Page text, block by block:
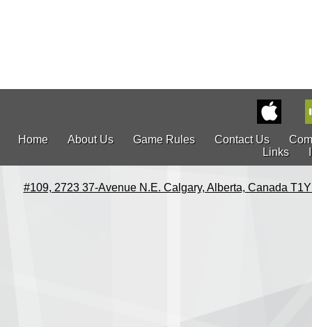
Home About Us Game Rules Contact Us
Links
#109, 2723 37-Avenue N.E. Calgary, Alberta, Canada